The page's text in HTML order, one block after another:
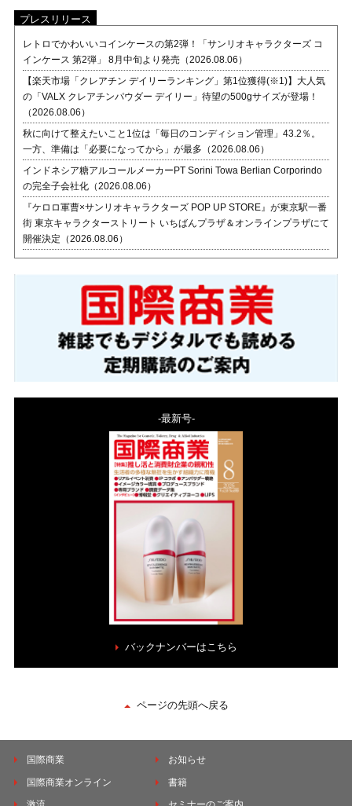
プレスリリース
レトロでかわいいコインケースの第2弾！「サンリオキャラクターズ コ
インケース 第2弾」 8月中旬より発売（2026.08.06）
【楽天市場「クレアチン デイリーランキング」第1位獲得(※1)】大人気
の「VALX クレアチンパウダー デイリー」待望の500gサイズが登場！
（2026.08.06）
秋に向けて整えたいこと1位は「毎日のコンディション管理」43.2％。
一方、準備は「必要になってから」が最多（2026.08.06）
インドネシア糖アルコールメーカーPT Sorini Towa Berlian Corporindo
の完全子会社化（2026.08.06）
『ケロロ軍曹×サンリオキャラクターズ POP UP STORE』が東京駅一番
街 東京キャラクターストリート いちばんプラザ＆オンラインプラザにて
開催決定（2026.08.06）
-最新号-
バックナンバーはこちら
ページの先頭へ戻る
国際商業
国際商業オンライン
お知らせ
書籍